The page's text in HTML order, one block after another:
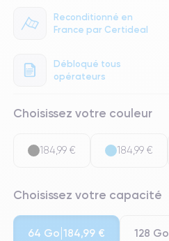
Reconditionné en
France par Certideal
Débloqué tous
opérateurs
Choisissez votre couleur
184,99 € 184,99 €
Choisissez votre capacité
64 Go 184,99 € 128 Go